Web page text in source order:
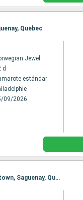
Quebec
Jewel
d
estándar
09/2026
Itinerario : Philadelphie, Portland (Maine), Bar Harbor, St Johns, Halifax, Sidney, Charlottetown, Saguenay, Quebec